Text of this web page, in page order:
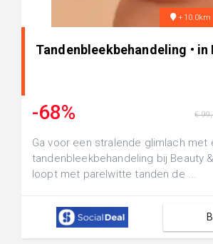
Tandenbleekbehandeling •
-68% €
Ga voor een stralende glimlach met
tandenbleekbehandeling bij Beauty
loopt met parelwitte tanden de ...